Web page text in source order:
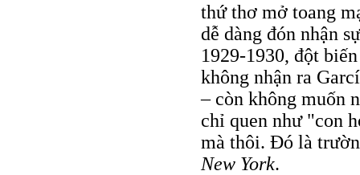
thứ thơ mở toang
dễ dàng đón nhận
1929-1930, đột
không nhận ra
– còn không muốn
chỉ quen như "con
mà thôi. Đó là
New York.